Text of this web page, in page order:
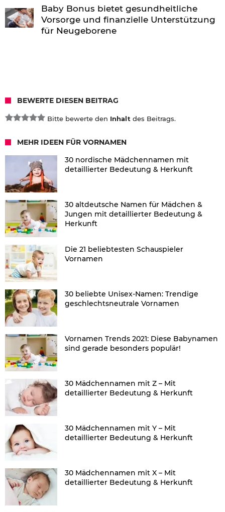
Baby Bonus bietet gesundheitliche
Vorsorge und finanzielle Unterstützung
für Neugeborene
BEWERTE DIESEN BEITRAG
Bitte bewerte den Inhalt des Beitrags.
MEHR IDEEN FÜR VORNAMEN
30 nordische Mädchennamen mit
detaillierter Bedeutung & Herkunft
30 altdeutsche Namen für Mädchen &
Jungen mit detaillierter Bedeutung &
Herkunft
Die 21 beliebtesten Schauspieler
Vornamen
30 beliebte Unisex-Namen: Trendige
geschlechtsneutrale Vornamen
Vornamen Trends 2021: Diese Babynamen
sind gerade besonders populär!
30 Mädchennamen mit Z – Mit
detaillierter Bedeutung & Herkunft
30 Mädchennamen mit Y – Mit
detaillierter Bedeutung & Herkunft
30 Mädchennamen mit X – Mit
detaillierter Bedeutung & Herkunft